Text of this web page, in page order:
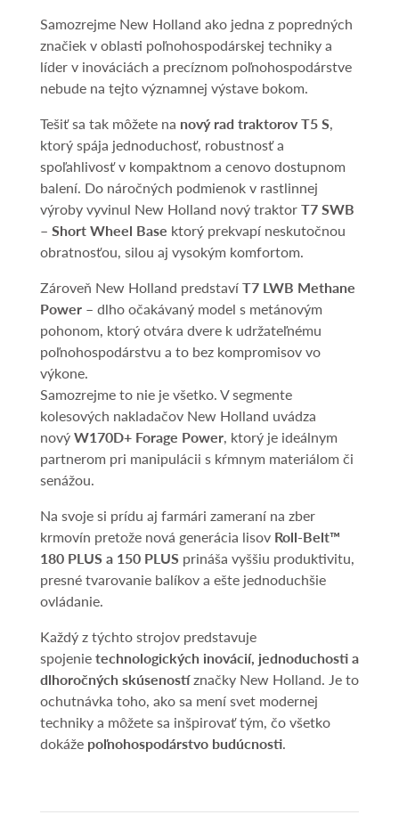
Samozrejme New Holland ako jedna z popredných
značiek v oblasti poľnohospodárskej techniky a
líder v inováciách a precíznom poľnohospodárstve
nebude na tejto významnej výstave bokom.
Tešiť sa tak môžete na nový rad traktorov T5 S,
ktorý spája jednoduchosť, robustnosť a
spoľahlivosť v kompaktnom a cenovo dostupnom
balení. Do náročných podmienok v rastlinnej
výroby vyvinul New Holland nový traktorT7 SWB
– Short Wheel Base ktorý prekvapí neskutočnou
obratnosťou, silou aj vysokým komfortom.
Zároveň New Holland predstavíT7 LWB Methane
Power – dlho očakávaný model s metánovým
pohonom, ktorý otvára dvere k udržateľnému
poľnohospodárstvu a to bez kompromisov vo
výkone.
Samozrejme to nie je všetko. V segmente
kolesových nakladačov New Holland uvádza
novýW170D+ Forage Power, ktorý je ideálnym
partnerom pri manipulácii s kŕmnym materiálom či
senážou.
Na svoje si prídu aj farmári zameraní na zber
krmovín pretože nová generácia lisov Roll-Belt™
180 PLUS a 150 PLUS prináša vyššiu produktivitu,
presné tvarovanie balíkov a ešte jednoduchšie
ovládanie.
Každý z týchto strojov predstavuje
spojenietechnologických inovácií, jednoduchosti a
dlhoročných skúsenostíznačky New Holland. Je to
ochutnávka toho, ako sa mení svet modernej
techniky a môžete sa inšpirovať tým, čo všetko
dokáže poľnohospodárstvo budúcnosti.